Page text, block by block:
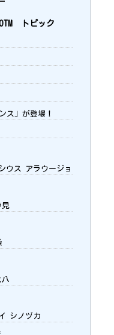
トピック
ス」が登場！
ウス アラウージョ
見
八
シノヅカ